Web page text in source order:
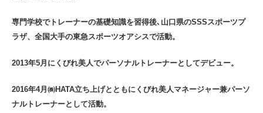
専門学校でトレーナーの基礎知識を習得後､山口県のSSSスポーツプ
ラザ、全国大手の東急スポーツオアシスで活動。
2013年5月にくびれ美人でパーソナルトレーナーとしてデビュー。
2016年4月㈱HATA立ち上げとともにくびれ美人マネージャー兼パーソ
ナルトレーナーとして活動。